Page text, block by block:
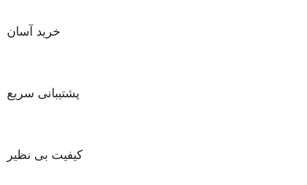
خرید آسان
پشتیبانی سریع
کیفیت بی نظیر